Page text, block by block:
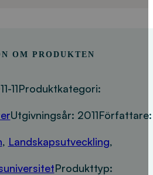
OM PRODUKTEN
11Produktkategori:
Utgivningsår: 2011Författare:
, Landskapsutveckling,
Produkttyp: